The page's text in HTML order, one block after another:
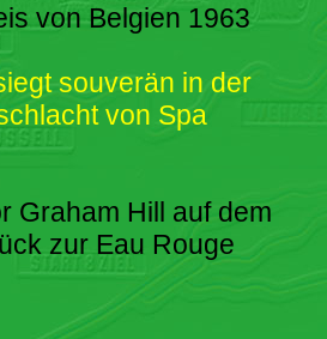
von Belgien 1963
souverän in der
von Spa
Graham Hill auf dem
zur Eau Rouge